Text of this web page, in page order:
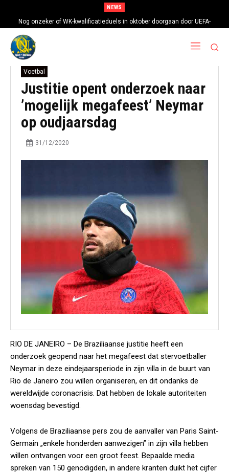
NEWS
Nog onzeker of WK-kwalificatieduels in oktober doorgaan door UEFA-
boycot
Voetbal
Justitie opent onderzoek naar
’mogelijk megafeest’ Neymar
op oudjaarsdag
31/12/2020
RIO DE JANEIRO – De Braziliaanse justitie heeft een
onderzoek geopend naar het megafeest dat stervoetballer
Neymar in deze eindejaarsperiode in zijn villa in de buurt van
Rio de Janeiro zou willen organiseren, en dit ondanks de
wereldwijde coronacrisis. Dat hebben de lokale autoriteiten
woensdag bevestigd.
Volgens de Braziliaanse pers zou de aanvaller van Paris Saint-
Germain „enkele honderden aanwezigen” in zijn villa hebben
willen ontvangen voor een groot feest. Bepaalde media
spreken van 150 genodigden, in andere kranten duikt het cijfer